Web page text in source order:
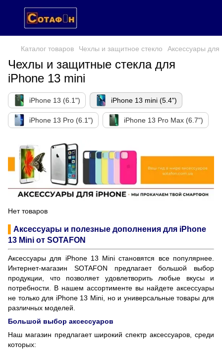
Каталог товаров Чехлы и защитное стекло Аксессуары для
Чехлы и защитные стекла для
iPhone 13 mini
iPhone 13 (6.1") iPhone 13 mini (5.4")
iPhone 13 Pro (6.1") iPhone 13 Pro Max (6.7")
Нет товаров
Аксессуары и полезные дополнения для iPhone
13 Mini от SOTAFON
Аксессуары для iPhone 13 Mini становятся все популярнее.
Интернет-магазин SOTAFON предлагает большой выбор
продукции, что позволяет удовлетворить любые вкусы и
потребности. В нашем ассортименте вы найдете аксессуары
не только для iPhone 13 Mini, но и универсальные товары для
различных моделей.
Большой выбор аксессуаров
Наш магазин предлагает широкий спектр аксессуаров, среди
которых: